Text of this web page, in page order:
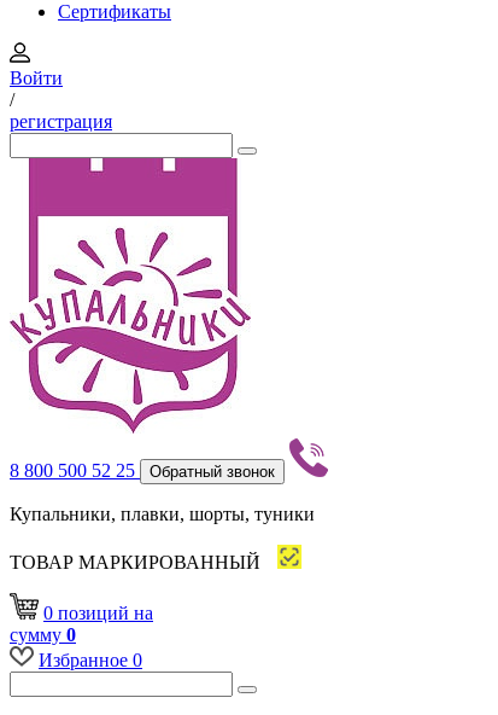
Сертификаты
Войти
/
регистрация
8 800 500 52 25 Обратный звонок
Купальники, плавки, шорты, туники
ТОВАР МАРКИРОВАННЫЙ
0 позиций на
сумму 0
Избранное 0